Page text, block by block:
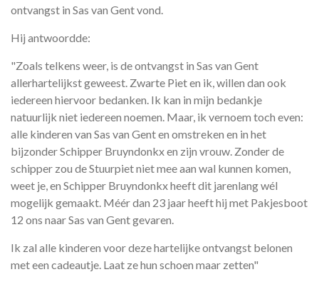
ontvangst in Sas van Gent vond.
Hij antwoordde:
"Zoals telkens weer, is de ontvangst in Sas van Gent
allerhartelijkst geweest. Zwarte Piet en ik, willen dan ook
iedereen hiervoor bedanken. Ik kan in mijn bedankje
natuurlijk niet iedereen noemen. Maar, ik vernoem toch even:
alle kinderen van Sas van Gent en omstreken en in het
bijzonder Schipper Bruyndonkx en zijn vrouw. Zonder de
schipper zou de Stuurpiet niet mee aan wal kunnen komen,
weet je, en Schipper Bruyndonkx heeft dit jarenlang wél
mogelijk gemaakt. Méér dan 23 jaar heeft hij met Pakjesboot
12 ons naar Sas van Gent gevaren.
Ik zal alle kinderen voor deze hartelijke ontvangst belonen
met een cadeautje. Laat ze hun schoen maar zetten"